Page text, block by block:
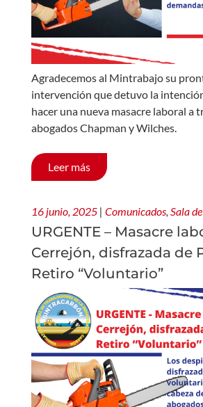
Agradecemos al Mintrabajo su
intervención que detuvo la
hacer una nueva masacre laboral a
abogados Chapman y Wilches.
Leer más
16 junio, 2025 | Comunicados Sala
URGENTE – Masacre
Cerrejón, disfrazada de
Retiro “Voluntario”